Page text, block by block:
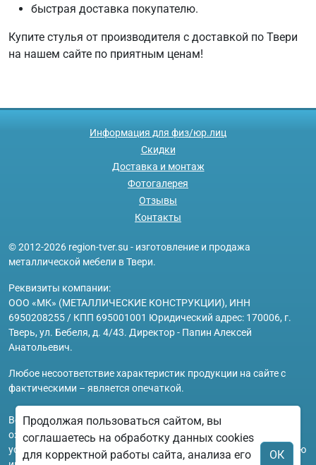
быстрая доставка покупателю.
Купите стулья от производителя с доставкой по Твери
на нашем сайте по приятным ценам!
Информация для физ/юр.лиц
Скидки
Доставка и монтаж
Фотогалерея
Отзывы
Контакты
© 2012-2026 region-tver.su - изготовление и продажа
металлической мебели в Твери.
Реквизиты компании:
ООО «МК» (МЕТАЛЛИЧЕСКИЕ КОНСТРУКЦИИ), ИНН
6950208255 / КПП 695001001 Юридический адрес: 170006, г.
Тверь, ул. Бебеля, д. 4/43. Директор - Папин Алексей
Анатольевич.
Любое несоответствие характеристик продукции на сайте с
фактическими – является опечаткой.
Вся информация на сайте region-tver.su носит исключительно
ознакомительный и справочный характер и ни при каких
условиях не является публичной офертой. Всю дополнительную
Продолжая пользоваться сайтом, вы
соглашаетесь на обработку данных cookies
для корректной работы сайта, анализа его
ОК